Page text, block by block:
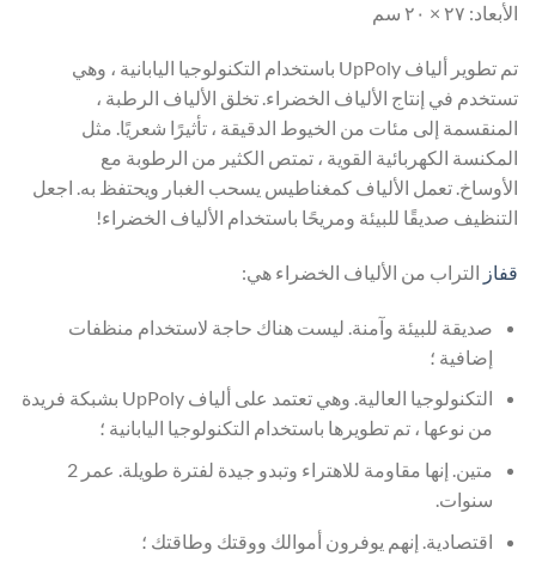
الأبعاد: ٢٧ × ٢٠ سم
تم تطوير ألياف UpPoly باستخدام التكنولوجيا اليابانية ، وهي
تستخدم في إنتاج الألياف الخضراء. تخلق الألياف الرطبة ،
المنقسمة إلى مئات من الخيوط الدقيقة ، تأثيرًا شعريًا. مثل
المكنسة الكهربائية القوية ، تمتص الكثير من الرطوبة مع
الأوساخ. تعمل الألياف كمغناطيس يسحب الغبار ويحتفظ به. اجعل
التنظيف صديقًا للبيئة ومريحًا باستخدام الألياف الخضراء!
قفاز التراب من الألياف الخضراء هي:
صديقة للبيئة وآمنة. ليست هناك حاجة لاستخدام منظفات
إضافية ؛
التكنولوجيا العالية. وهي تعتمد على ألياف UpPoly بشبكة فريدة
من نوعها ، تم تطويرها باستخدام التكنولوجيا اليابانية ؛
متين. إنها مقاومة للاهتراء وتبدو جيدة لفترة طويلة. عمر 2
سنوات.
اقتصادية. إنهم يوفرون أموالك ووقتك وطاقتك ؛